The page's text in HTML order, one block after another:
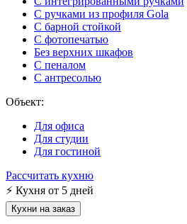
С ручками из профиля Gola
С барной стойкой
С фотопечатью
Без верхних шкафов
С пеналом
С антресолью
Объект:
Для офиса
Для студии
Для гостиной
Рассчитать кухню
⚡ Кухня от 5 дней
Кухни на заказ